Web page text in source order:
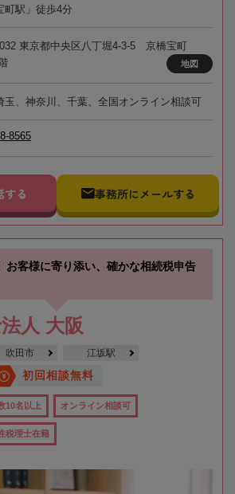
町駅」徒歩4分
東京都中央区八丁堀4-3-5 京橋宝町
地図
玉、神奈川、千葉、全国オンライン相談可
8565
する 事務所にメールする
お客様に寄り添い、確かな相続税申告
人 大阪
吹田市 江坂駅
初回相談無料
10名以上 オンライン相談可
税理士在籍